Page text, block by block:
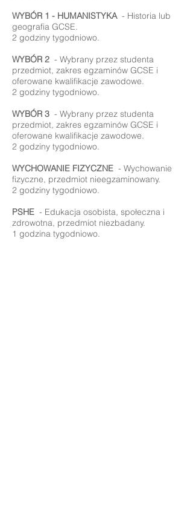
WYBÓR 1 - HUMANISTYKA- Historia lub
geografia GCSE.
2 godziny tygodniowo.
WYBÓR 2 - Wybrany przez studenta
przedmiot, zakres egzaminów GCSE i
oferowane kwalifikacje zawodowe.
2 godziny tygodniowo.
WYBÓR 3 - Wybrany przez studenta
przedmiot, zakres egzaminów GCSE i
oferowane kwalifikacje zawodowe.
2 godziny tygodniowo.
WYCHOWANIE FIZYCZNE - Wychowanie
fizyczne, przedmiot nieegzaminowany.
2 godziny tygodniowo.
PSHE - Edukacja osobista, społeczna i
zdrowotna, przedmiot niezbadany.
1 godzina tygodniowo.